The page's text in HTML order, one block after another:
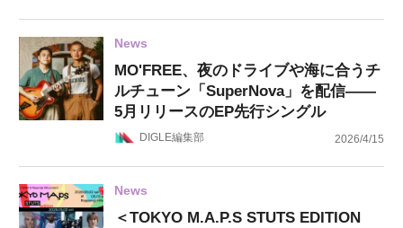
News
MO'FREE、夜のドライブや海に合うチ
ルチューン「SuperNova」を配信——
5月リリースのEP先行シングル
DIGLE編集部 2026/4/15
News
＜TOKYO M.A.P.S STUTS EDITION